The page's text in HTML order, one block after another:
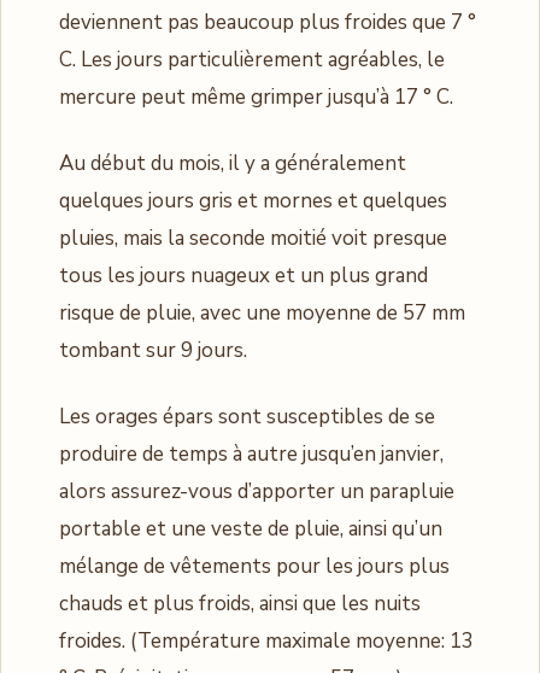
deviennent pas beaucoup plus froides que 7 °
C. Les jours particulièrement agréables, le
mercure peut même grimper jusqu’à 17 ° C.
Au début du mois, il y a généralement
quelques jours gris et mornes et quelques
pluies, mais la seconde moitié voit presque
tous les jours nuageux et un plus grand
risque de pluie, avec une moyenne de 57 mm
tombant sur 9 jours.
Les orages épars sont susceptibles de se
produire de temps à autre jusqu’en janvier,
alors assurez-vous d’apporter un parapluie
portable et une veste de pluie, ainsi qu’un
mélange de vêtements pour les jours plus
chauds et plus froids, ainsi que les nuits
froides. (Température maximale moyenne: 13